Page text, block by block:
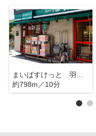
まいばすけっと 羽田4丁目
約798m／10分